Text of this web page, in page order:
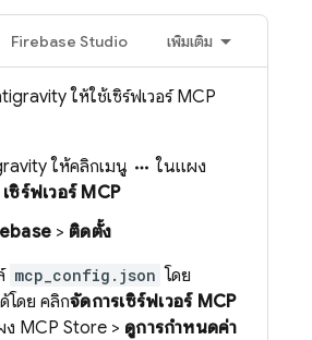
Firebase Studio เพิ่มเติม
ให้ใช้เซิร์ฟเวอร์ MCP
ให้คลิกเมนู more_horiz ในแผง
เซิร์ฟเวอร์ MCP
> ติดตั้ง
mcp_config.json โดย
โดย คลิกจัดการเซิร์ฟเวอร์ MCP
MCP Store > ดูการกำหนดค่า